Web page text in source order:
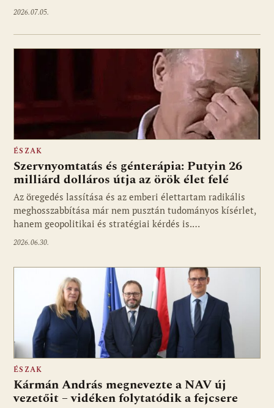
2026.07.05.
ÉSZAK
Szervnyomtatás és génterápia: Putyin 26
milliárd dolláros útja az örök élet felé
Az öregedés lassítása és az emberi élettartam radikális
meghosszabbítása már nem pusztán tudományos kísérlet,
hanem geopolitikai és stratégiai kérdés is.…
2026.06.30.
ÉSZAK
Kármán András megnevezte a NAV új
vezetőit – vidéken folytatódik a fejcsere